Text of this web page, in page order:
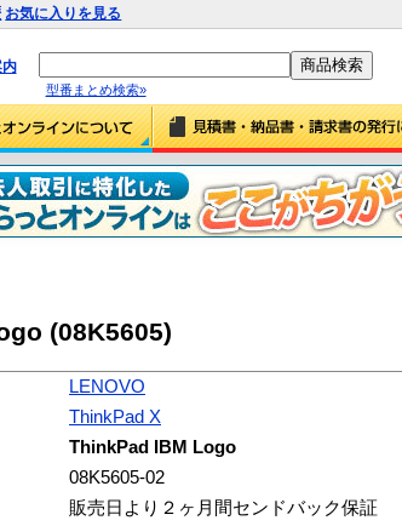
お気に入りを見る
型番まとめ検索»
(08K5605)
LENOVO
ThinkPad X
ThinkPad IBM Logo
08K5605-02
販売日より２ヶ月間センドバック保証